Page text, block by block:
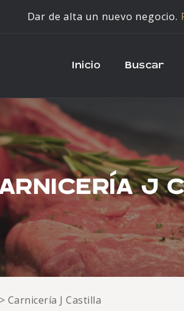
Dar de alta un nuevo negocio.
Inicio Buscar
J
> Carnicería J Castilla